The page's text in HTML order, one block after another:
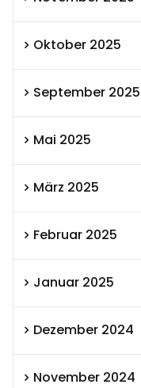
Oktober 2025
September 2025
Mai 2025
März 2025
Februar 2025
Januar 2025
Dezember 2024
November 2024